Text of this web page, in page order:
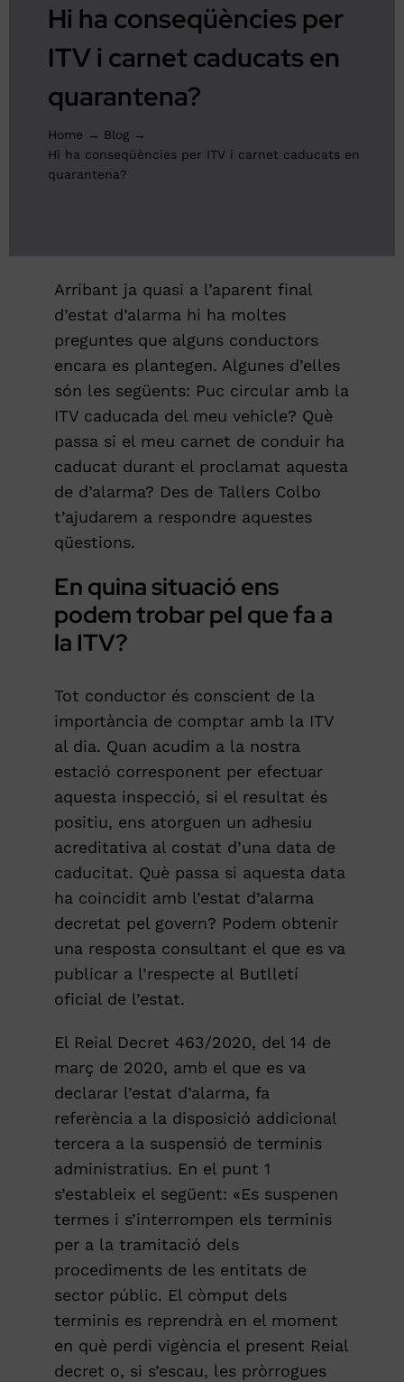
PRESSUPOST ONLINE
Hi ha conseqüències per
ITV i carnet caducats en
quarantena?
Home
Blog
Hi ha conseqüències per ITV i carnet caducats en
quarantena?
Arribant ja quasi a l’aparent final
d’estat d’alarma hi ha moltes
preguntes que alguns conductors
encara es plantegen. Algunes d’elles
són les següents: Puc circular amb la
ITV caducada del meu vehicle? Què
passa si el meu carnet de conduir ha
caducat durant el proclamat aquesta
de d’alarma? Des de Tallers Colbo
t’ajudarem a respondre aquestes
qüestions.
En quina situació ens
podem trobar pel que fa a
la ITV?
Tot conductor és conscient de la
importància de comptar amb la ITV
al dia. Quan acudim a la nostra
estació corresponent per efectuar
aquesta inspecció, si el resultat és
positiu, ens atorguen un adhesiu
acreditativa al costat d’una data de
caducitat. Què passa si aquesta data
ha coincidit amb l’estat d’alarma
decretat pel govern? Podem obtenir
una resposta consultant el que es va
publicar a l’respecte al Butlletí
oficial de l’estat.
El Reial Decret 463/2020, del 14 de
març de 2020, amb el que es va
declarar l’estat d’alarma, fa
referència a la disposició addicional
tercera a la suspensió de terminis
administratius. En el punt 1
s’estableix el següent: «Es suspenen
termes i s’interrompen els terminis
per a la tramitació dels
procediments de les entitats de
sector públic. El còmput dels
terminis es reprendrà en el moment
en què perdi vigència el present Reial
decret o, si s’escau, les pròrrogues